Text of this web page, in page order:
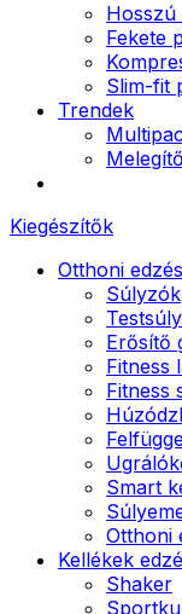
Fekete
Slim-fit
Trendek
Kiegészítők
Otthoni edzés
Súlyzók
Erősítő
Fitness
Fitness
Smart
Otthoni
Kellékek
Shaker